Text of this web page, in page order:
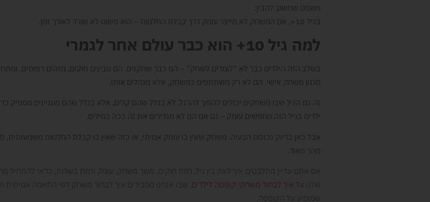
משפט שחשוב להבין:
בגיל 10+, אם המשחק לא מייצר עומק דרך קבלת החלטות – הוא פשוט לא שורד לאורך זמן.
למה גיל 10+ הוא כבר עולם אחר לגמרי
בשלב הזה הילדים כבר לא “לומדים לשחק” – הם כבר שחקנים. הם מבינים חוקים, מזהים דפוסים,
סגנון משחק אישי. הם לא רק משתתפים במשחק, אלא מנהלים אותו.
זה גם הגיל שבו משחקים יכולים להפוך להרגל. לא בגלל שהם קלים, אלא בגלל שהם מעניינים מספיק
ילדים בגיל הזה מחפשים עומק – גם אם הם לא מגדירים את זה ככה במילים.
אבל כאן בדיוק נכנסת הבעיה. משחק שאין בו עומק אמיתי, או כזה שאין בו קבלת החלטות משמעותית,
מהר מאוד.
אם אתם עדיין מתלבטים איך לאזן בין גיל, רמת חוקים, משך משחק, עומק ורמת בשלות, כדאי להתחיל
שלנו על איך לבחור משחקי קופסה לילדים , שבו אנחנו מסבירים איך לבחור משחק לפי התאמה אמיתית
שמופיע על הקופסה.